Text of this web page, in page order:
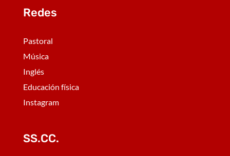
Redes
Pastoral
Música
Inglés
Educación física
Instagram
SS.CC.